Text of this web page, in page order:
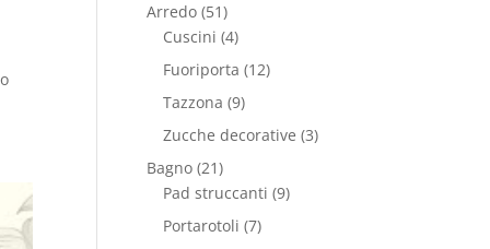
Arredo (51)
Cuscini (4)
Fuoriporta (12)
Tazzona (9)
Zucche decorative (3)
Bagno (21)
Pad struccanti (9)
Portarotoli (7)